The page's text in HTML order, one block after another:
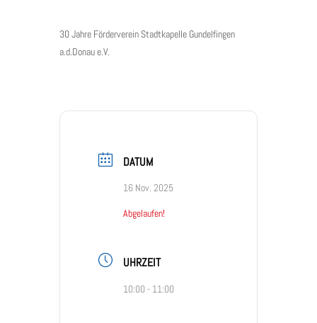
30 Jahre Förderverein Stadtkapelle Gundelfingen
a.d.Donau e.V.
DATUM
16 Nov. 2025
Abgelaufen!
UHRZEIT
10:00 - 11:00